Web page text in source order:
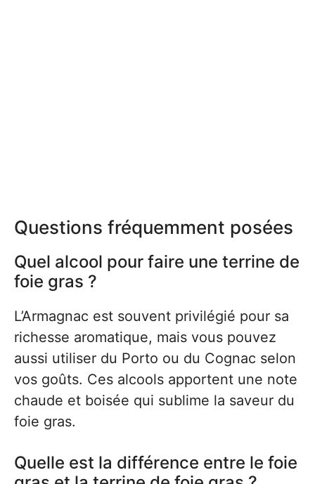
Questions fréquemment posées
Quel alcool pour faire une terrine de
foie gras ?
L’Armagnac est souvent privilégié pour sa
richesse aromatique, mais vous pouvez
aussi utiliser du Porto ou du Cognac selon
vos goûts. Ces alcools apportent une note
chaude et boisée qui sublime la saveur du
foie gras.
Quelle est la différence entre le foie